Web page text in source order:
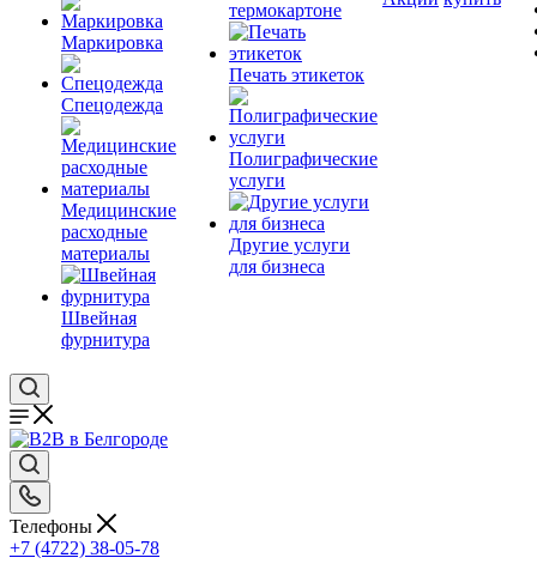
Маркировка
Спецодежда
Медицинские
расходные
материалы
Швейная
фурнитура
термокартоне
Печать этикеток
Полиграфические
услуги
Другие услуги
для бизнеса
Телефоны
+7 (4722) 38-05-78